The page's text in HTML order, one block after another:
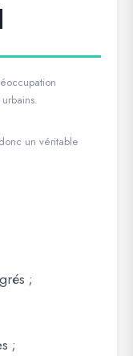
un véritable
;
;